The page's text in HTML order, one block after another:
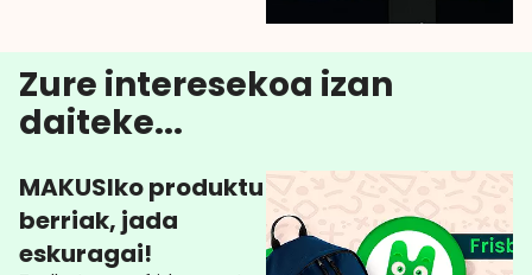
Zure interesekoa izan
daiteke...
MAKUSIko produktu
berriak, jada
eskuragai!